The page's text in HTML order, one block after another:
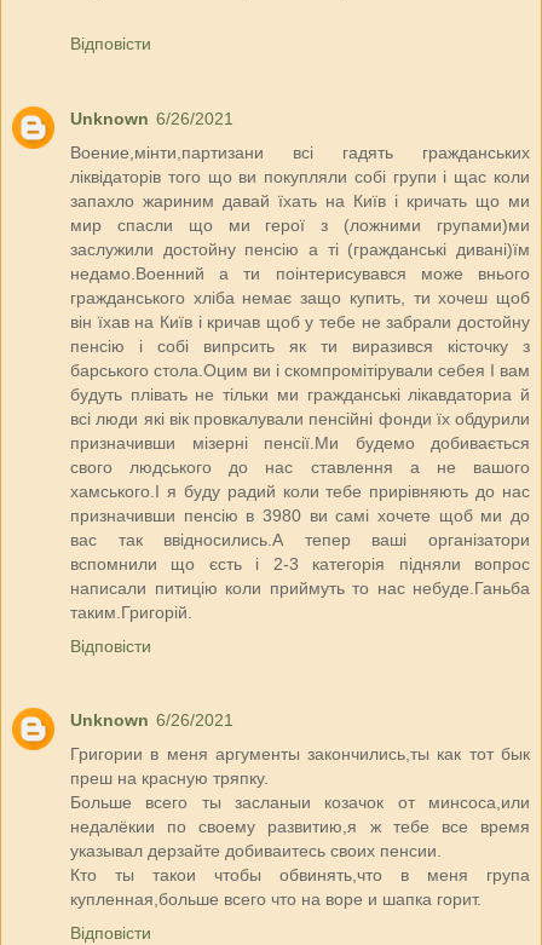
Відповісти
Unknown 6/26/2021
Воение,мінти,партизани всі гадять гражданських
ліквідаторів того що ви покупляли собі групи і щас коли
запахло жариним давай їхать на Київ і кричать що ми
мир спасли що ми герої з (ложними групами)ми
заслужили достойну пенсію а ті (гражданські дивані)їм
недамо.Военний а ти поінтерисувався може внього
гражданського хліба немає защо купить, ти хочеш щоб
він їхав на Київ і кричав щоб у тебе не забрали достойну
пенсію і собі випрсить як ти виразився кісточку з
барського стола.Оцим ви і скомпромітірували себея І вам
будуть плівать не тільки ми гражданські лікавдаториа й
всі люди які вік провкалували пенсійні фонди їх обдурили
призначивши мізерні пенсії.Ми будемо добивається
свого людського до нас ставлення а не вашого
хамського.І я буду радий коли тебе прирівняють до нас
призначивши пенсію в 3980 ви самі хочете щоб ми до
вас так ввідносились.А тепер ваші організатори
вспомнили що єсть і 2-3 категорія підняли вопрос
написали питицію коли приймуть то нас небуде.Ганьба
таким.Григорій.
Відповісти
Unknown 6/26/2021
Григории в меня аргументы закончились,ты как тот бык
преш на красную тряпку.
Больше всего ты засланыи козачок от минсоса,или
недалёкии по своему развитию,я ж тебе все время
указывал дерзайте добиваитесь своих пенсии.
Кто ты такои чтобы обвинять,что в меня група
купленная,больше всего что на воре и шапка горит.
Відповісти